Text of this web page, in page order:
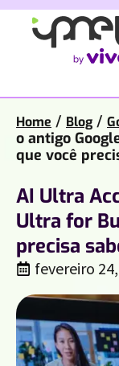
Home / Blog /
o antigo
que você
AI Ultra
Ultra for
precisa
fevereiro